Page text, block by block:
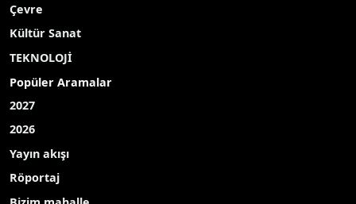
Çevre
Kültür Sanat
TEKNOLOJİ
Popüler Aramalar
2027
2026
Yayın akışı
Röportaj